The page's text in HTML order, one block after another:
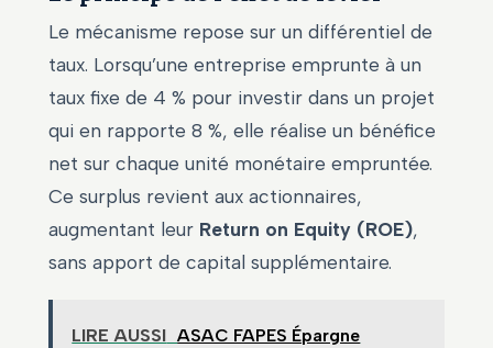
Le mécanisme repose sur un différentiel de
taux. Lorsqu’une entreprise emprunte à un
taux fixe de 4 % pour investir dans un projet
qui en rapporte 8 %, elle réalise un bénéfice
net sur chaque unité monétaire empruntée.
Ce surplus revient aux actionnaires,
augmentant leur Return on Equity (ROE),
sans apport de capital supplémentaire.
LIRE AUSSI ASAC FAPES Épargne